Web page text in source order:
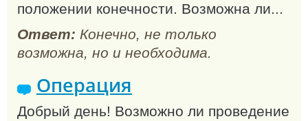
положении конечности. Возможна ли...
Ответ: Конечно, не только
возможна, но и необходима.
Операция
Добрый день! Возможно ли проведение